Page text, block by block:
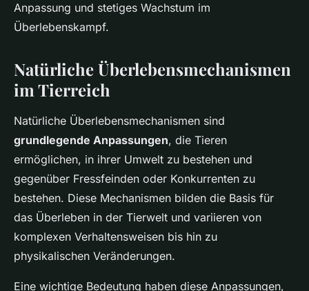
Anpassung und stetiges Wachstum im
Überlebenskampf.
Natürliche Überlebensmechanismen
im Tierreich
Natürliche Überlebensmechanismen sind
grundlegende Anpassungen, die Tieren
ermöglichen, in ihrer Umwelt zu bestehen und
gegenüber Fressfeinden oder Konkurrenten zu
bestehen. Diese Mechanismen bilden die Basis für
das Überleben in der Tierwelt und variieren von
komplexen Verhaltensweisen bis hin zu
physikalischen Veränderungen.
Eine wichtige Bedeutung haben diese Anpassungen,